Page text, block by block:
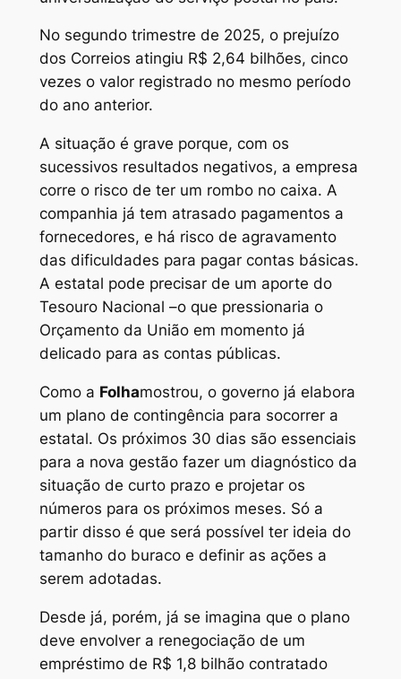
No segundo trimestre de 2025, o prejuízo
dos Correios atingiu R$ 2,64 bilhões, cinco
vezes o valor registrado no mesmo período
do ano anterior.
A situação é grave porque, com os
sucessivos resultados negativos, a empresa
corre o risco de ter um rombo no caixa. A
companhia já tem atrasado pagamentos a
fornecedores, e há risco de agravamento
das dificuldades para pagar contas básicas.
A estatal pode precisar de um aporte do
Tesouro Nacional –o que pressionaria o
Orçamento da União em momento já
delicado para as contas públicas.
Como a Folhamostrou, o governo já elabora
um plano de contingência para socorrer a
estatal. Os próximos 30 dias são essenciais
para a nova gestão fazer um diagnóstico da
situação de curto prazo e projetar os
números para os próximos meses. Só a
partir disso é que será possível ter ideia do
tamanho do buraco e definir as ações a
serem adotadas.
Desde já, porém, já se imagina que o plano
deve envolver a renegociação de um
empréstimo de R$ 1,8 bilhão contratado